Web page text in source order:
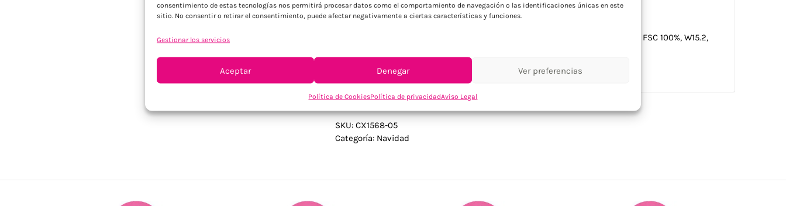
consentimiento de estas tecnologías nos permitirá procesar datos como el comportamiento de navegación o las identificaciones únicas en este
sitio. No consentir o retirar el consentimiento, puede afectar negativamente a ciertas características y funciones.
Gestionar los servicios
Aceptar Denegar Ver preferencias
Política de CookiesPolítica de privacidadAviso Legal
Descripción
Juego de tres en raya de madera con diseño navideño. FSC®-certified | FSC 100%, W15.2,
SKU: CX1568-05
Categoría: Navidad